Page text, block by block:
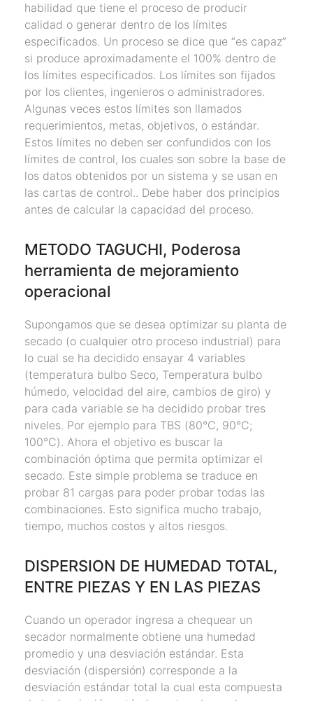
habilidad que tiene el proceso de producir
calidad o generar dentro de los límites
especificados. Un proceso se dice que “es capaz”
si produce aproximadamente el 100% dentro de
los límites especificados. Los límites son fijados
por los clientes, ingenieros o administradores.
Algunas veces estos límites son llamados
requerimientos, metas, objetivos, o estándar.
Estos límites no deben ser confundidos con los
límites de control, los cuales son sobre la base de
los datos obtenidos por un sistema y se usan en
las cartas de control.. Debe haber dos principios
antes de calcular la capacidad del proceso.
METODO TAGUCHI, Poderosa
herramienta de mejoramiento
operacional
Supongamos que se desea optimizar su planta de
secado (o cualquier otro proceso industrial) para
lo cual se ha decidido ensayar 4 variables
(temperatura bulbo Seco, Temperatura bulbo
húmedo, velocidad del aire, cambios de giro) y
para cada variable se ha decidido probar tres
niveles. Por ejemplo para TBS (80°C, 90°C;
100°C). Ahora el objetivo es buscar la
combinación óptima que permita optimizar el
secado. Este simple problema se traduce en
probar 81 cargas para poder probar todas las
combinaciones. Esto significa mucho trabajo,
tiempo, muchos costos y altos riesgos.
DISPERSION DE HUMEDAD TOTAL,
ENTRE PIEZAS Y EN LAS PIEZAS
Cuando un operador ingresa a chequear un
secador normalmente obtiene una humedad
promedio y una desviación estándar. Esta
desviación (dispersión) corresponde a la
desviación estándar total la cual esta compuesta